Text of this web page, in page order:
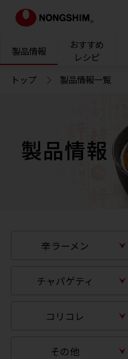
製品情報
おすすめ
レシピ
トップ 製品情報一覧
辛ラーメン
チャパゲティ
コリコレ
その他